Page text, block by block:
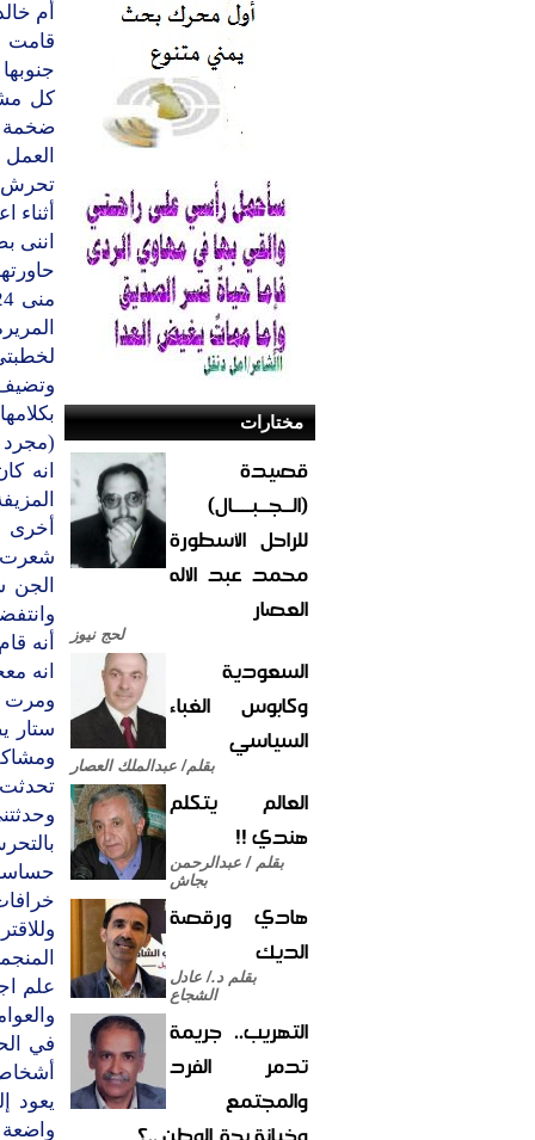
مختارات
قصيدة
(الــجــبــــال)
للراحل الأسطورة
محمد عبد الاله
العصار
لحج نيوز
السعودية
وكابوس الغباء
السياسي
بقلم/ عبدالملك العصار
العالم يتكلم
هندي !!
بقلم / عبدالرحمن
بجاش
هادي ورقصة
الديك
بقلم د./ عادل
الشجاع
التهريب.. جريمة
تدمر الفرد
والمجتمع
أم
قامت
كل
ضخمة
تحرش
اننى
(مجرد
انه
شعرت
الجن
أنه
انه
ومرت
ستار
علم
في
يعود